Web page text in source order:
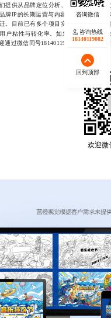
提供从品牌定位分析、角色设定、主
牌IP的长期运营与内容孵化方面积累
。目前已有多个项目实现线上线下联
户粘性与转化率。如您希望了解更多
通过微信同号18140119082直接沟通，
欢迎微
咨询热线
18140119082
回到顶部